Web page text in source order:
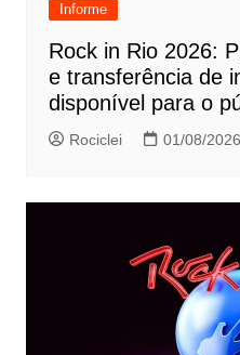
Informe
Rock in Rio 2026:
e transferência de
disponível para o
Rociclei 01/08/2026